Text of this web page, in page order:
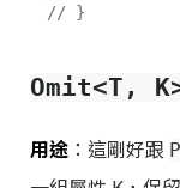
// }
Omit<T,
用途 ：這剛好跟